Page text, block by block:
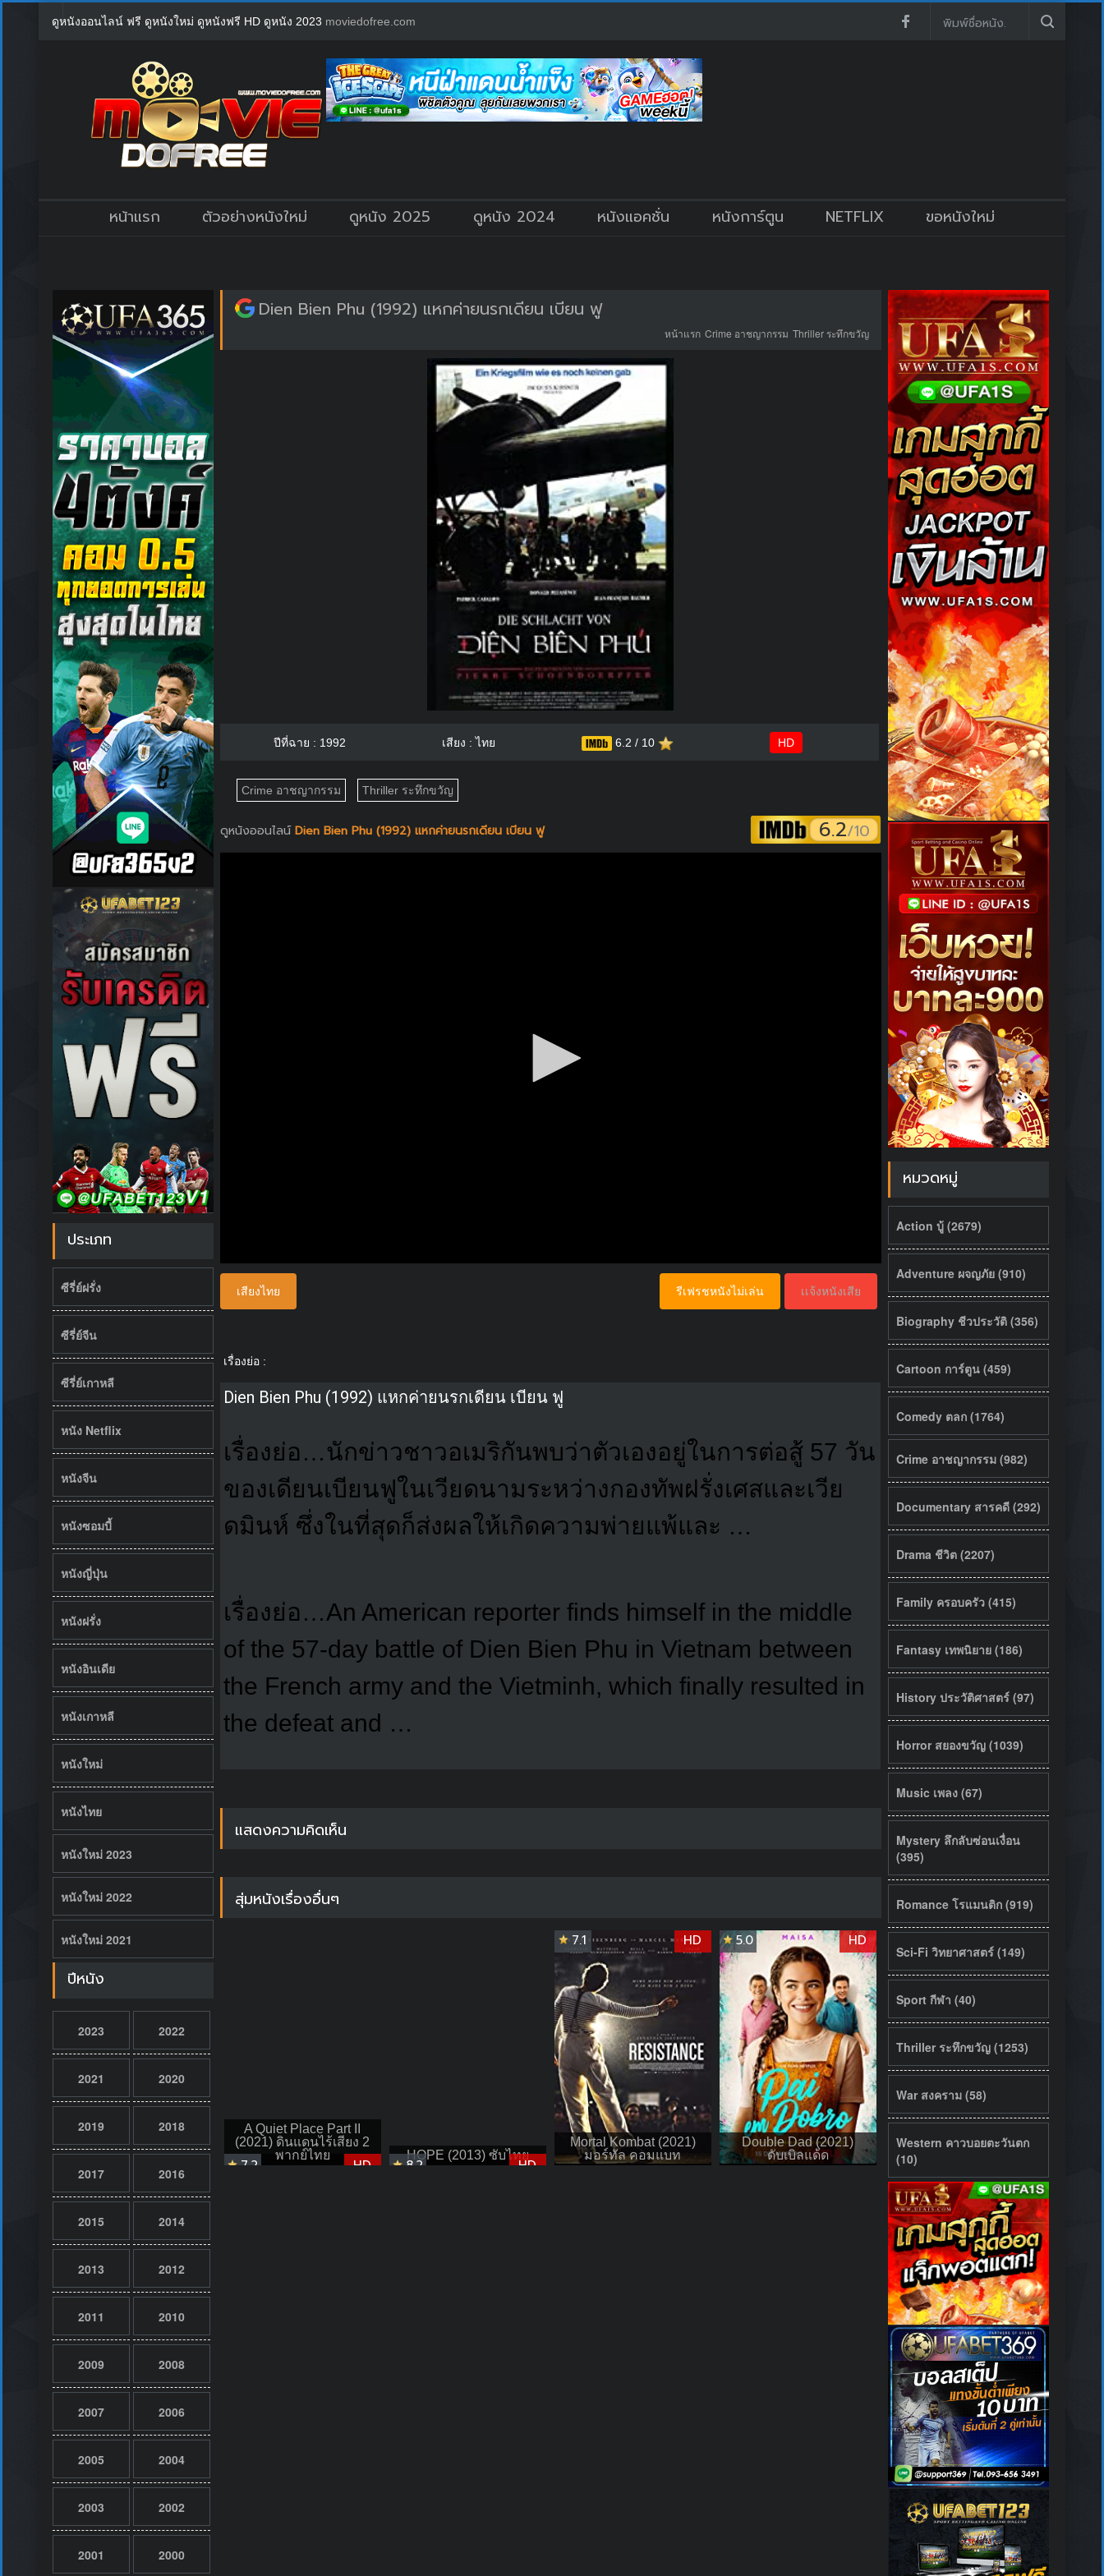
ดูหนังออนไลน์ ฟรี ดูหนังใหม่ ดูหนังฟรี HD ดูหนัง 2023 moviedofree.com
หน้าแรก ตัวอย่างหนังใหม่ ดูหนัง 2025 ดูหนัง 2024 หนังแอคชั่น หนังการ์ตูน NETFLIX ขอหนังใหม่
ประเภท
ซีรี่ย์ฝรั่ง
ซีรี่ย์จีน
ซีรี่ย์เกาหลี
หนัง Netflix
หนังจีน
หนังซอมบี้
หนังญี่ปุ่น
หนังฝรั่ง
หนังอินเดีย
หนังเกาหลี
หนังใหม่
หนังไทย
หนังใหม่ 2023
หนังใหม่ 2022
หนังใหม่ 2021
ปีหนัง
2023 2022
2021 2020
2019 2018
2017 2016
2015 2014
2013 2012
2011 2010
2009 2008
2007 2006
2005 2004
2003 2002
2001 2000
Dien Bien Phu (1992) แหกค่ายนรกเดียน เบียน ฟู
หน้าแรก Crime อาชญากรรม Thriller ระทึกขวัญ
ปีที่ฉาย : 1992 เสียง : ไทย 6.2 / 10 HD
Crime อาชญากรรม Thriller ระทึกขวัญ
ดูหนังออนไลน์Dien Bien Phu (1992) แหกค่ายนรกเดียน เบียน ฟู 6.2/10
เสียงไทย เเจ้งหนังเสีย
รีเฟรชหนังไม่เล่น
เรื่องย่อ :
Dien Bien Phu (1992) แหกค่ายนรกเดียน เบียน ฟู
เรื่องย่อ…นักข่าวชาวอเมริกันพบว่าตัวเองอยู่ในการต่อสู้ 57 วัน
ของเดียนเบียนฟูในเวียดนามระหว่างกองทัพฝรั่งเศสและเวีย
ดมินห์ ซึ่งในที่สุดก็ส่งผลให้เกิดความพ่ายแพ้และ …
เรื่องย่อ…An American reporter finds himself in the middle
of the 57-day battle of Dien Bien Phu in Vietnam between
the French army and the Vietminh, which finally resulted in
the defeat and …
แสดงความคิดเห็น
สุ่มหนังเรื่องอื่นๆ
A Quiet Place Part II
(2021) ดินแดนไร้เสียง 2
พากย์ไทย
7.2 HD
HOPE (2013) ซับไทย
8.2 HD
Mortal Kombat (2021)
มอร์ทัล คอมแบท
7.1 HD
Double Dad (2021)
ดับเบิลแด้ด
5.0 HD
หมวดหมู่
Action บู้ (2679)
Adventure ผจญภัย (910)
Biography ชีวประวัติ (356)
Cartoon การ์ตูน (459)
Comedy ตลก (1764)
Crime อาชญากรรม (982)
Documentary สารคดี (292)
Drama ชีวิต (2207)
Family ครอบครัว (415)
Fantasy เทพนิยาย (186)
History ประวัติศาสตร์ (97)
Horror สยองขวัญ (1039)
Music เพลง (67)
Mystery ลึกลับซ่อนเงื่อน
(395)
Romance โรแมนติก (919)
Sci-Fi วิทยาศาสตร์ (149)
Sport กีฬา (40)
Thriller ระทึกขวัญ (1253)
War สงคราม (58)
Western คาวบอยตะวันตก
(10)